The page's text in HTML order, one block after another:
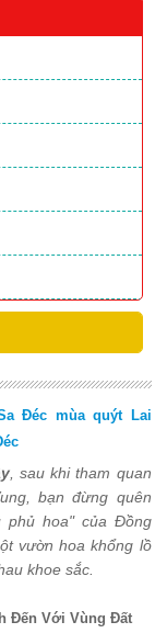
Đéc mùa quýt Lai
, sau khi tham quan
bạn đừng quên
phủ hoa" của Đồng
vườn hoa khổng lồ
khoe sắc.
Đến Với Vùng Đất